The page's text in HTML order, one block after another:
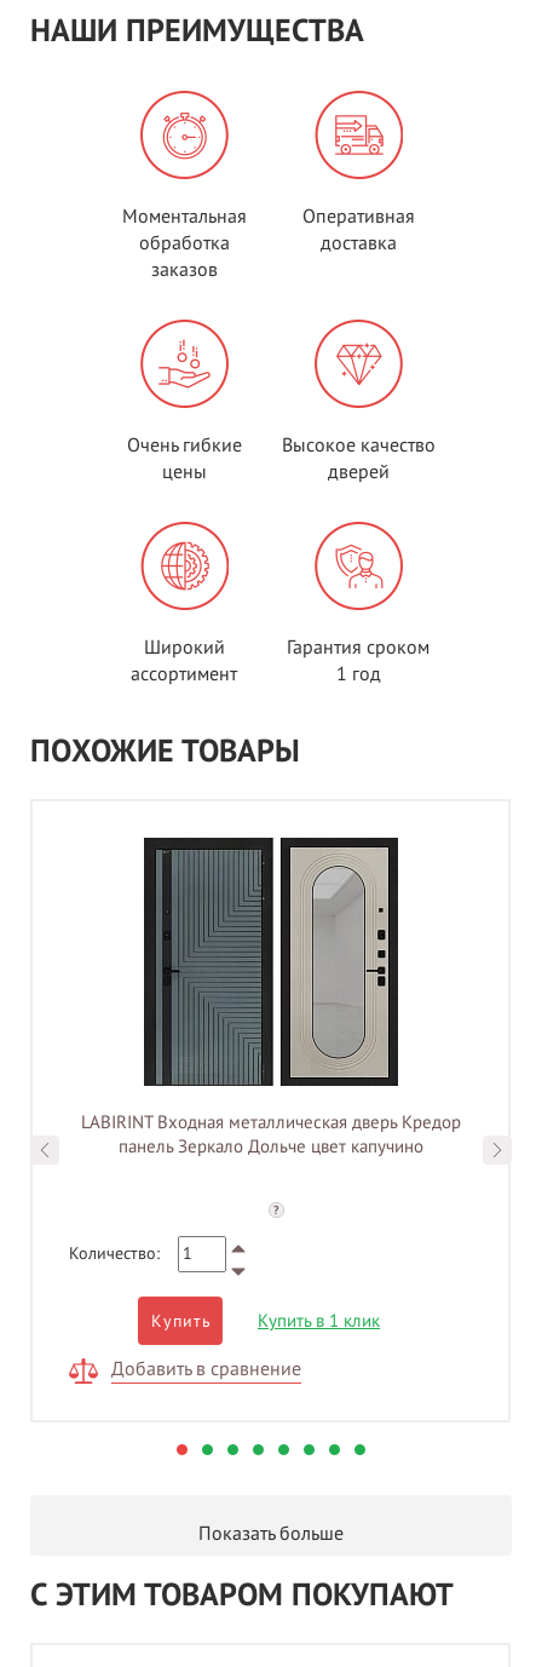
НАШИ ПРЕИМУЩЕСТВА
Моментальная
обработка
заказов
Оперативная
доставка
Очень гибкие
цены
Высокое качество
дверей
Широкий
ассортимент
Гарантия сроком
1 год
ПОХОЖИЕ ТОВАРЫ
LABIRINT Входная металлическая дверь Кредор
панель Зеркало Дольче цвет капучино
?
Количество:
Купить Купить в 1 клик
Добавить в сравнение
Показать больше
С ЭТИМ ТОВАРОМ ПОКУПАЮТ